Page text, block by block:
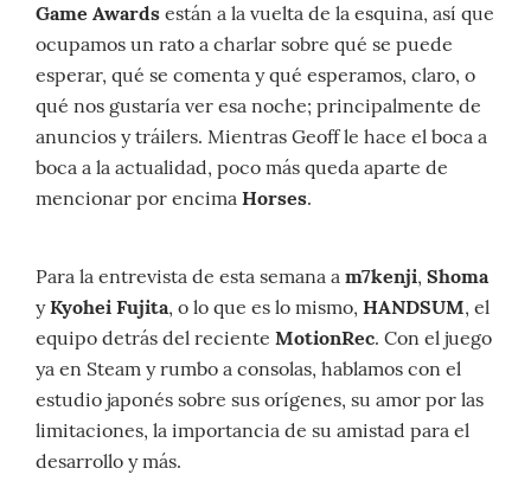
Game Awards están a la vuelta de la esquina, así que
ocupamos un rato a charlar sobre qué se puede
esperar, qué se comenta y qué esperamos, claro, o
qué nos gustaría ver esa noche; principalmente de
anuncios y tráilers. Mientras Geoff le hace el boca a
boca a la actualidad, poco más queda aparte de
mencionar por encima Horses.
Para la entrevista de esta semana a m7kenji, Shoma
yKyohei Fujita, o lo que es lo mismo, HANDSUM, el
equipo detrás del reciente MotionRec. Con el juego
ya en Steam y rumbo a consolas, hablamos con el
estudio japonés sobre sus orígenes, su amor por las
limitaciones, la importancia de su amistad para el
desarrollo y más.